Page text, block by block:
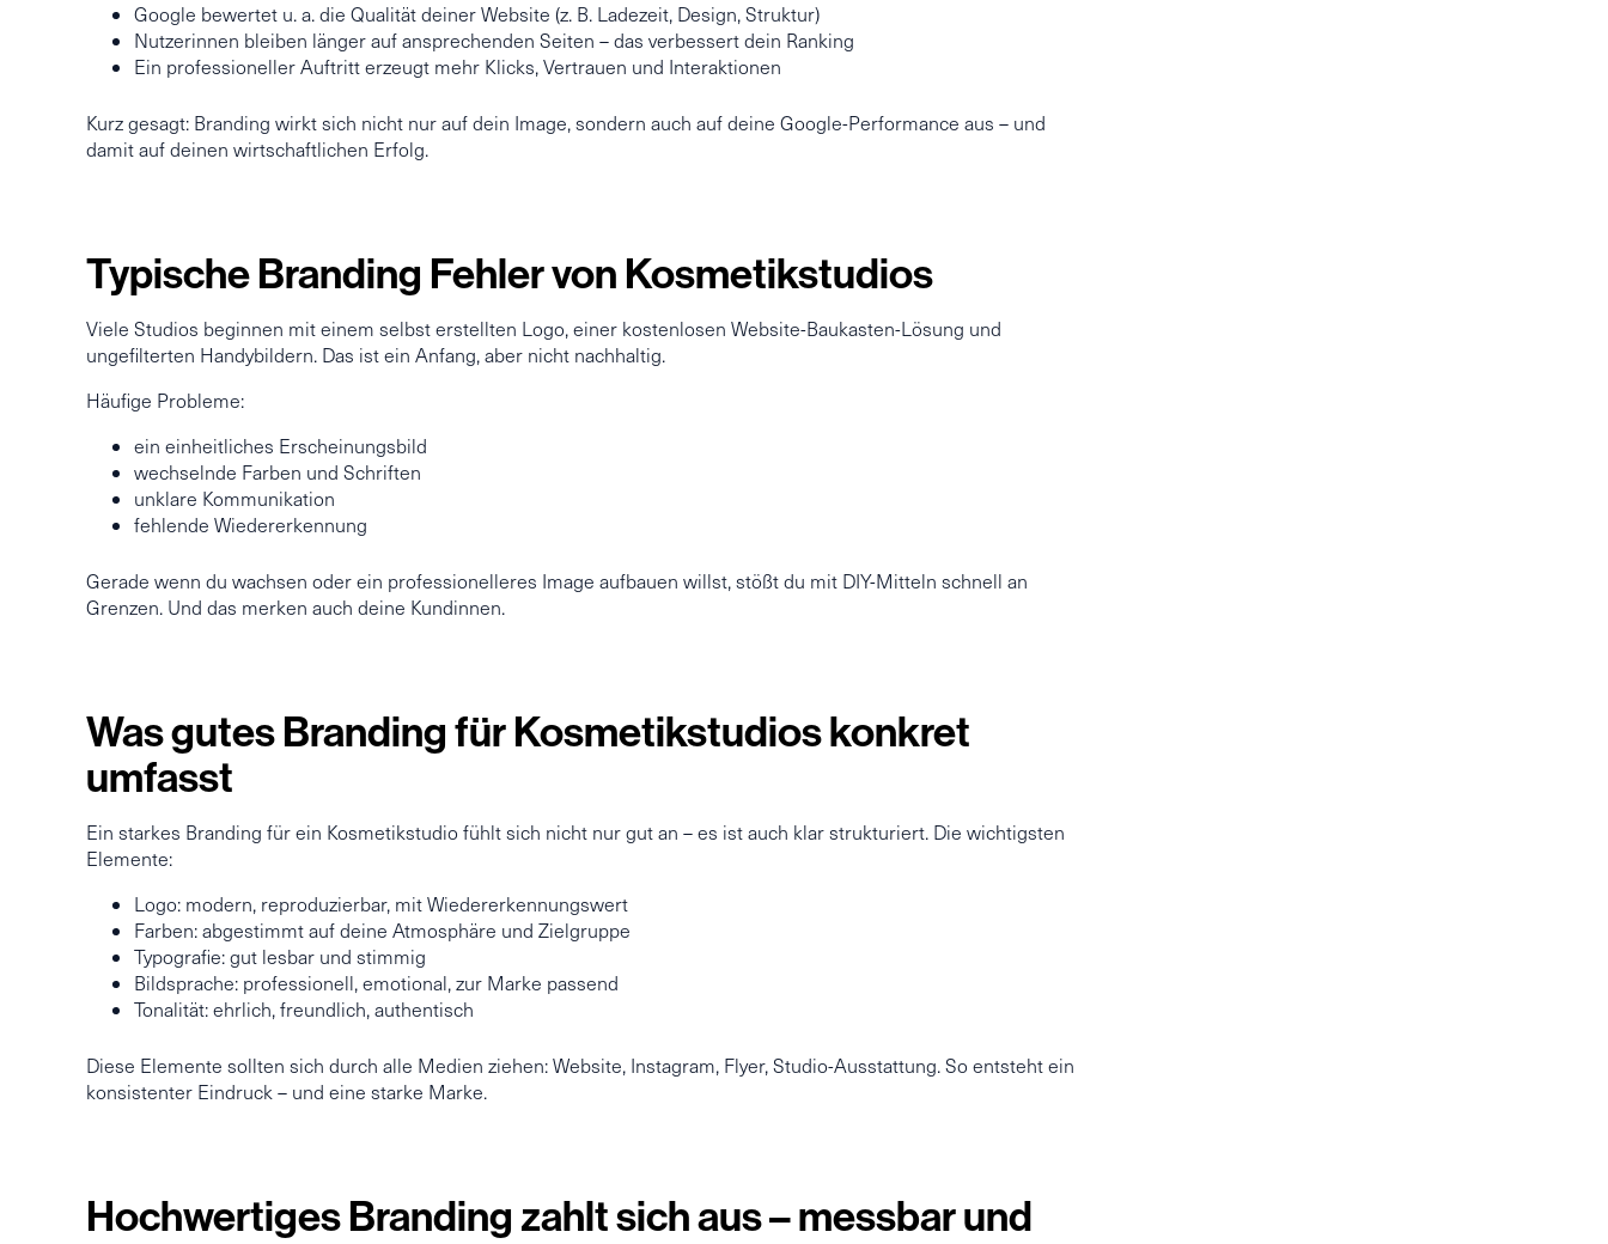
Google bewertet u. a. die Qualität deiner Website (z. B. Ladezeit, Design, Struktur)
Nutzerinnen bleiben länger auf ansprechenden Seiten – das verbessert dein Ranking
Ein professioneller Auftritt erzeugt mehr Klicks, Vertrauen und Interaktionen
Kurz gesagt: Branding wirkt sich nicht nur auf dein Image, sondern auch auf deine Google-Performance aus – und
damit auf deinen wirtschaftlichen Erfolg.
Typische Branding Fehler von Kosmetikstudios
Viele Studios beginnen mit einem selbst erstellten Logo, einer kostenlosen Website-Baukasten-Lösung und
ungefilterten Handybildern. Das ist ein Anfang, aber nicht nachhaltig.
Häufige Probleme:
ein einheitliches Erscheinungsbild
wechselnde Farben und Schriften
unklare Kommunikation
fehlende Wiedererkennung
Gerade wenn du wachsen oder ein professionelleres Image aufbauen willst, stößt du mit DIY-Mitteln schnell an
Grenzen. Und das merken auch deine Kundinnen.
Was gutes Branding für Kosmetikstudios konkret
umfasst
Ein starkes Branding für ein Kosmetikstudio fühlt sich nicht nur gut an – es ist auch klar strukturiert. Die wichtigsten
Elemente:
Logo: modern, reproduzierbar, mit Wiedererkennungswert
Farben: abgestimmt auf deine Atmosphäre und Zielgruppe
Typografie: gut lesbar und stimmig
Bildsprache: professionell, emotional, zur Marke passend
Tonalität: ehrlich, freundlich, authentisch
Diese Elemente sollten sich durch alle Medien ziehen: Website, Instagram, Flyer, Studio-Ausstattung. So entsteht ein
konsistenter Eindruck – und eine starke Marke.
Hochwertiges Branding zahlt sich aus – messbar und